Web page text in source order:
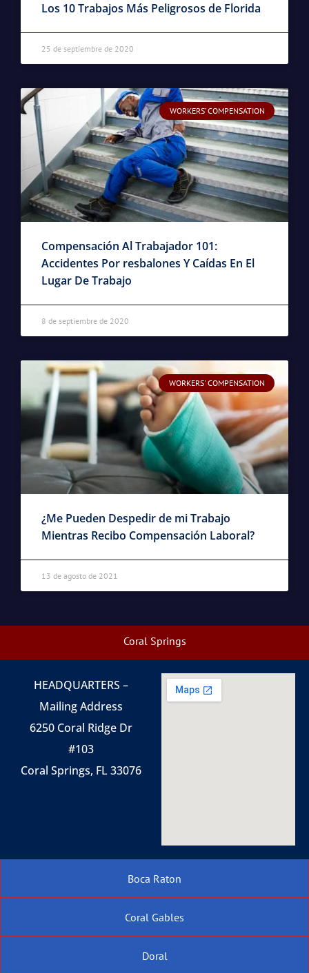
Los 10 Trabajos Más Peligrosos de Florida
25 de septiembre de 2020
WORKERS’ COMPENSATION
Compensación Al Trabajador 101:
Accidentes Por resbalones Y Caídas En El
Lugar De Trabajo
8 de septiembre de 2020
WORKERS' COMPENSATION
¿Me Pueden Despedir de mi Trabajo
Mientras Recibo Compensación Laboral?
13 de agosto de 2021
Coral Springs
Boca Raton
Coral Gables
Doral
HEADQUARTERS –
Mailing Address
6250 Coral Ridge Dr
#103
Coral Springs, FL 33076